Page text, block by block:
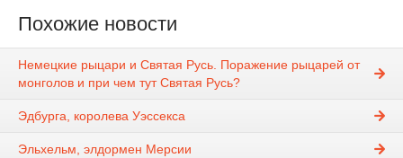
Похожие новости
Немецкие рыцари и Святая Русь. Поражение рыцарей от
монголов и при чем тут Святая Русь?
Эдбурга, королева Уэссекса
Эльхельм, элдормен Мерсии